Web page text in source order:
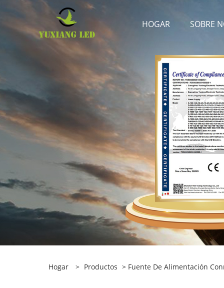
HOGAR SOBRE
Hogar > Productos > Fuente De Alimentación